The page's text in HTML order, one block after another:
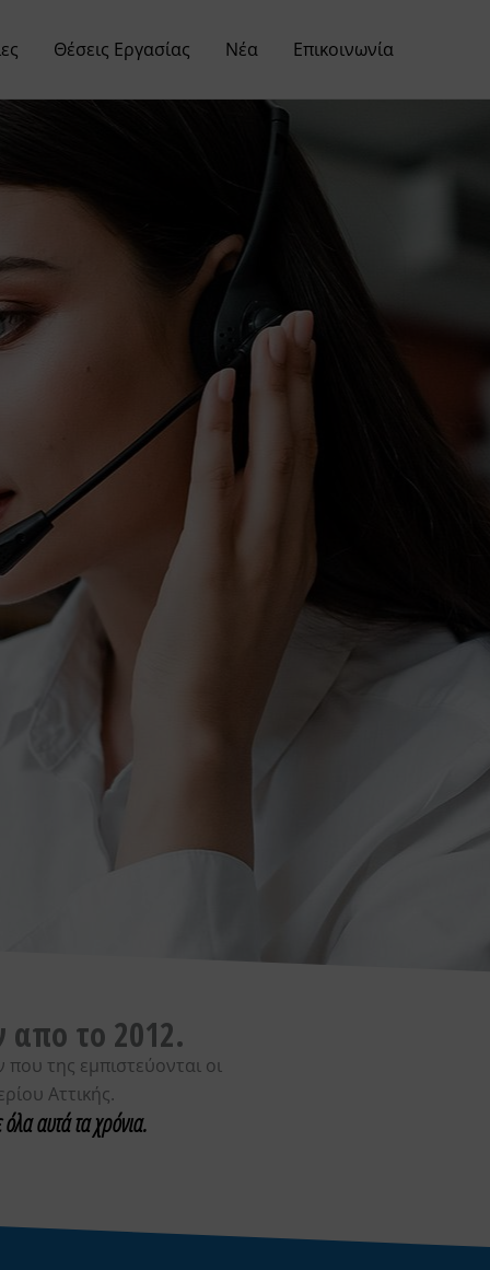
Θέσεις Εργασίας Νέα Επικοινωνία
απο το 2012.
της εμπιστεύονται οι
Αττικής.
αυτά τα χρόνια.